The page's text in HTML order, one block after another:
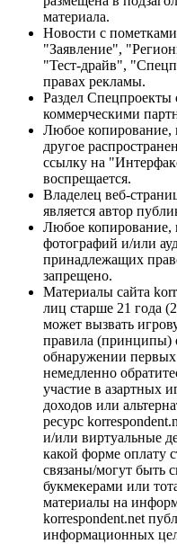
материала.
Новости с
"Заявление",
"Тест-драйв",
правах рекламы.
Раздел Спецпроекты
коммерческими
Любое копирование,
другое
ссылку на
воспрещается.
Владелец веб-
является автор
Любое копирование,
фотографий и/или
принадлежащих
запрещено.
Материалы сайта
лиц старше 21 года
может вызвать
правила (принципы)
обнаружении первых
немедленно
участие в азартных
доходов или
ресурс
и/или виртуальные
какой форме оплату
связаны/могут быть
букмекерами или
материалы на
korrespondent.net
информационных